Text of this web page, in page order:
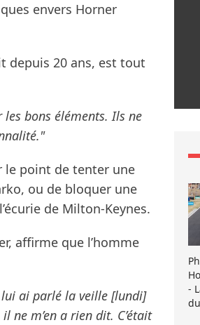
envers Horner
depuis 20 ans, est tout
les bons éléments. Ils ne
le point de tenter une
ou de bloquer une
de Milton-Keynes.
affirme que l’homme
lui ai parlé la veille [lundi]
ne m’en a rien dit. C’était
-